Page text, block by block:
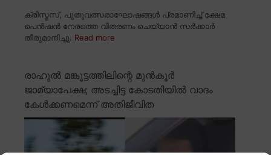
ക്രിസ്മസ്, പുതുവത്സരാഘോഷങ്ങൾ പ്രമാണിച്ച് ക്ഷേമ
പെൻഷൻ നേരത്തെ വിതരണം ചെയ്യാൻ സർക്കാർ
തീരുമാനിച്ചു. Read more
രാഹുൽ മങ്കൂട്ടത്തിലിന്റെ മുൻകൂർ
ജാമ്യാപേക്ഷ; അടച്ചിട്ട കോടതിയിൽ വാദം
കേൾക്കണമെന്ന് അതിജീവിത